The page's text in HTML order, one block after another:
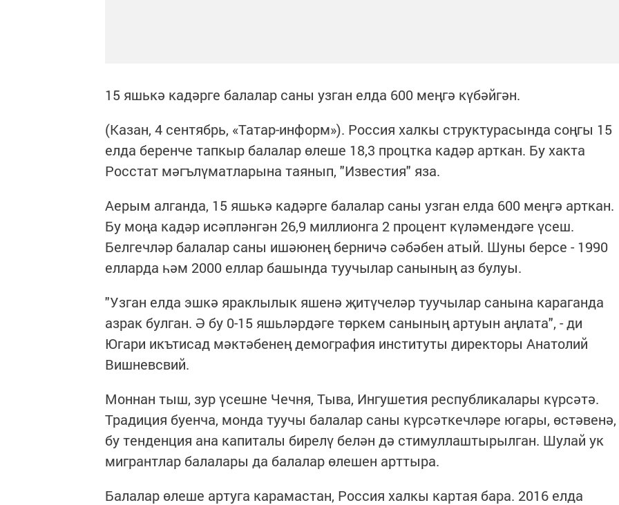
15 яшькә кадәрге балалар саны узган елда 600 меңгә күбәйгән.
(Казан, 4 сентябрь, «Татар-информ»). Россия халкы структурасында соңгы 15
елда беренче тапкыр балалар өлеше 18,3 процтка кадәр арткан. Бу хакта
Росстат мәгълүматларына таянып, "Известия" яза.
Аерым алганда, 15 яшькә кадәрге балалар саны узган елда 600 меңгә арткан.
Бу моңа кадәр исәпләнгән 26,9 миллионга 2 процент күләмендәге үсеш.
Белгечләр балалар саны ишәюнең берничә сәбәбен атый. Шуны берсе - 1990
елларда һәм 2000 еллар башында туучылар санының аз булуы.
"Узган елда эшкә яраклылык яшенә җитүчеләр туучылар санына караганда
азрак булган. Ә бу 0-15 яшьләрдәге төркем санының артуын аңлата", - ди
Югари икътисад мәктәбенең демография институты директоры Анатолий
Вишневсвий.
Моннан тыш, зур үсешне Чечня, Тыва, Ингушетия республикалары күрсәтә.
Традиция буенча, монда туучы балалар саны күрсәткечләре югары, өстәвенә,
бу тенденция ана капиталы бирелү белән дә стимуллаштырылган. Шулай ук
мигрантлар балалары да балалар өлешен арттыра.
Балалар өлеше артуга карамастан, Россия халкы картая бара. 2016 елда